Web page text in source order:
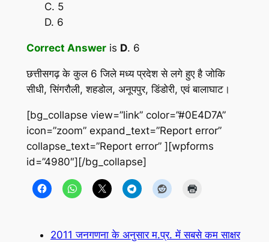
C. 5
D. 6
Correct Answeris D. 6
छत्तीसगढ़ के कुल 6 जिले मध्य प्रदेश से लगे हुए है जोकि
सीधी, सिंगरौली, शहडोल, अनूपपुर, डिंडोरी, एवं बालाघाट।
[bg_collapse view=”link” color=”#0E4D7A”
icon=”zoom” expand_text=”Report error”
collapse_text=”Report error” ][wpforms
id=”4980″][/bg_collapse]
2011 जनगणना के अनुसार म.प्र. में सबसे कम साक्षर